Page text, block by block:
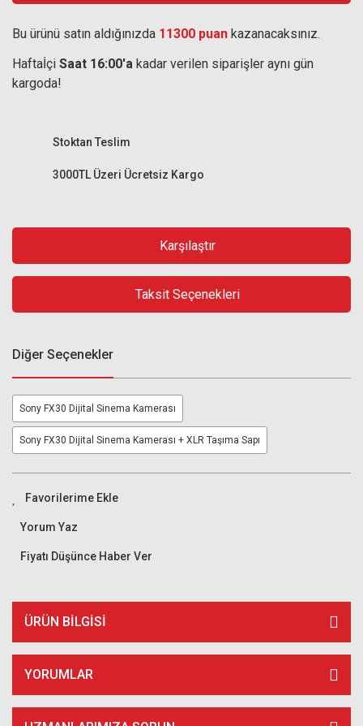
Bu ürünü satın aldığınızda 11300 puan kazanacaksınız.
Haftaİçi Saat 16:00'a kadar verilen siparişler aynı gün
kargoda!
3000TL Üzeri Ücretsiz Kargo
Stoktan Teslim
Karşılaştır
Taksit Seçenekleri
Diğer Seçenekler
Sony FX30 Dijital Sinema Kamerası
Sony FX30 Dijital Sinema Kamerası + XLR Taşıma Sapı
Yorum Yaz
Fiyatı Düşünce Haber Ver
ÜRÜN BILGISI
YORUMLAR